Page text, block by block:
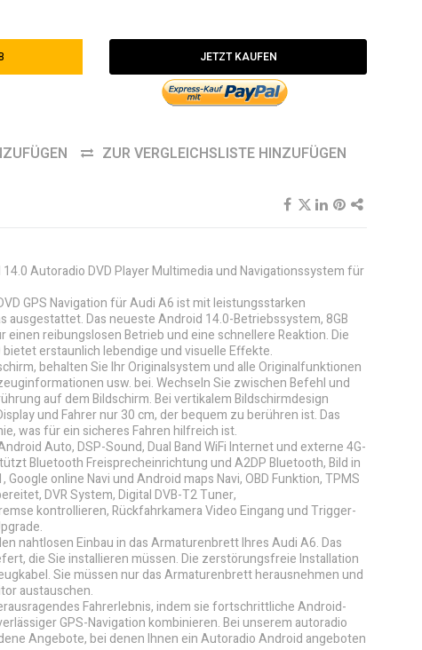
JETZT KAUFEN
ZUR VERGLEICHSLISTE HINZUFÜGEN
Autoradio DVD Player Multimedia und Navigationssystem für
GPS Navigation für Audi A6 ist mit leistungsstarken
ausgestattet. Das neueste Android 14.0-Betriebssystem, 8GB
einen reibungslosen Betrieb und eine schnellere Reaktion. Die
erstaunlich lebendige und visuelle Effekte.
behalten Sie Ihr Originalsystem und alle Originalfunktionen
usw. bei. Wechseln Sie zwischen Befehl und
auf dem Bildschirm. Bei vertikalem Bildschirmdesign
und Fahrer nur 30 cm, der bequem zu berühren ist. Das
was für ein sicheres Fahren hilfreich ist.
Auto, DSP-Sound, Dual Band WiFi Internet und externe 4G-
Bluetooth Freisprecheinrichtung und A2DP Bluetooth, Bild in
Google online Navi und Android maps Navi, OBD Funktion, TPMS
DVR System, Digital DVB-T2 Tuner,
kontrollieren, Rückfahrkamera Video Eingang und Trigger-
nahtlosen Einbau in das Armaturenbrett Ihres Audi A6. Das
die Sie installieren müssen. Die zerstörungsfreie Installation
Sie müssen nur das Armaturenbrett herausnehmen und
austauschen.
Fahrerlebnis, indem sie fortschrittliche Android-
GPS-Navigation kombinieren. Bei unserem autoradio
Angebote, bei denen Ihnen ein Autoradio Android angeboten